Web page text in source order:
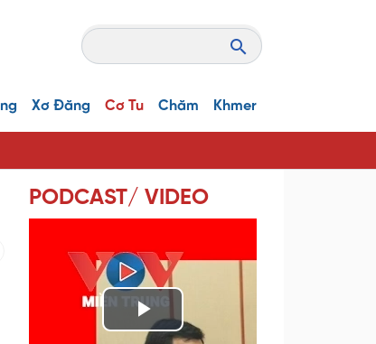
Xơ Đăng Cơ Tu Chăm Khmer
PODCAST/ VIDEO
P